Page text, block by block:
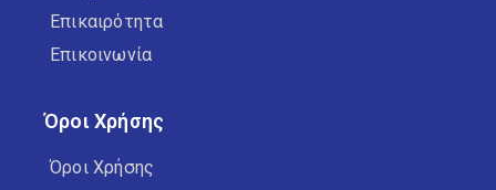
Επικαιρότητα
Επικοινωνία
Όροι Χρήσης
Όροι Χρήσης